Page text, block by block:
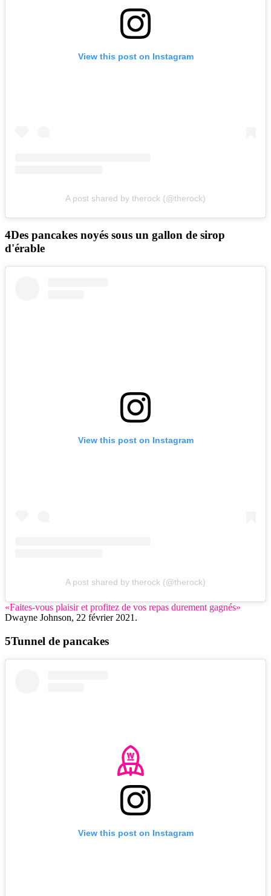
View this post on Instagram
A post shared by therock (@therock)
Des pancakes noyés sous un gallon de sirop
d'érable
View this post on Instagram
A post shared by therock (@therock)
«Faites-vous plaisir et profitez de vos repas durement gagnés»
Dwayne Johnson, 22 février 2021.
Tunnel de pancakes
View this post on Instagram